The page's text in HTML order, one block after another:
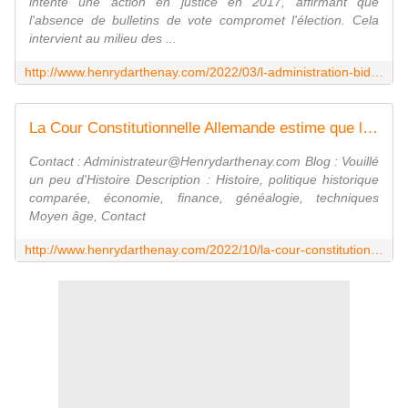
l'absence de bulletins de vote compromet l'élection. Cela
intervient au milieu des ...
La Cour Constitutionnelle Allemande estime que les élections de Berlin 2022 sont invalides - Vouillé un peu d'Histoire
Contact : Administrateur@Henrydarthenay.com Blog : Vouillé
un peu d'Histoire Description : Histoire, politique historique
comparée, économie, finance, généalogie, techniques
Moyen âge, Contact